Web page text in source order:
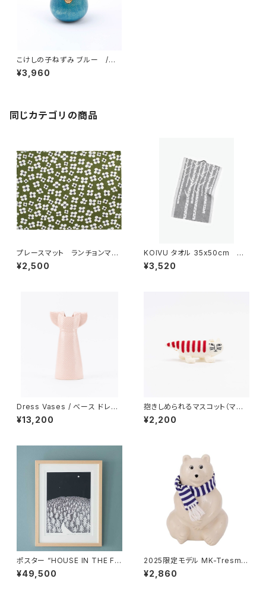
こけしの子ねずみ ブルー /
Lisa Larson リサ・ラーソン
¥3,960
同じカテゴリの商品
プレースマット ランチョンマッ
ト 「ベラミ」 / アルメダール
ス/ALMEDAHLS
¥2,500
KOIVU タオル 35x50cm
／ LAPUAN KANKURIT（ラ
プアン カンクリ）
¥3,520
Dress Vases / べース ドレス
（ピンク）/ Lisa Larson リ
サ・ラーソン
¥13,200
抱きしめられるマスコット（マイ
キー） / Lisa Larson リ
サ・ラーソン
¥2,200
ポスター “HOUSE IN THE FO
REST 26 A3” / ミナ ペルホ
ネン mina perhonen × クリ
¥49,500
2025限定モデル MK-Tresme
r シロクマ貯金箱 マフラー付
き / MK-Tresmer
¥2,860